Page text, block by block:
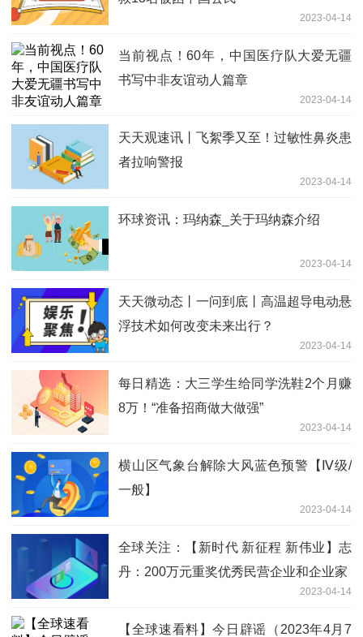
2023-04-14
当前视点！60年，中国医疗队大爱无疆
书写中非友谊动人篇章
2023-04-14
天天观速讯丨飞絮季又至！过敏性鼻炎患
者拉响警报
2023-04-14
环球资讯：玛纳森_关于玛纳森介绍
2023-04-14
天天微动态丨一问到底丨高温超导电动悬
浮技术如何改变未来出行？
2023-04-14
每日精选：大三学生给同学洗鞋2个月赚
8万！“准备招商做大做强”
2023-04-14
横山区气象台解除大风蓝色预警【Ⅳ级/
一般】
2023-04-14
全球关注：【新时代 新征程 新伟业】志
丹：200万元重奖优秀民营企业和企业家
2023-04-14
【全球速看料】今日辟谣（2023年4月7